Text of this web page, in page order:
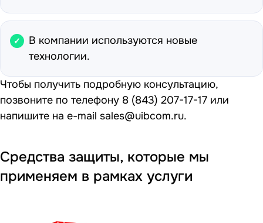
В компании используются новые
технологии.
Чтобы получить подробную консультацию,
позвоните по телефону 8 (843) 207-17-17 или
напишите на e-mail sales@uibcom.ru.
Средства защиты, которые мы
применяем в рамках услуги